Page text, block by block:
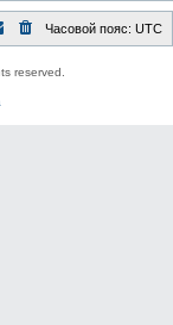
Часовой пояс: UTC
reserved.